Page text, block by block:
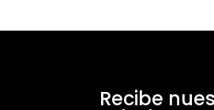
Recibe